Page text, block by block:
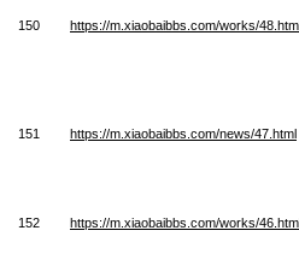
150 https://m.xiaobaibbs.com/works/
151 https://m.xiaobaibbs.com/news/47.html
152 https://m.xiaobaibbs.com/works/